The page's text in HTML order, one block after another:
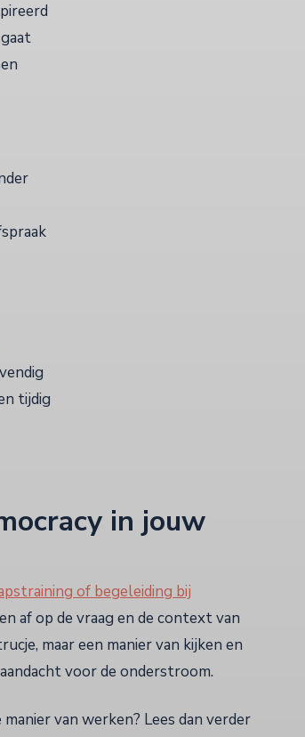
tijdig
in jouw
of begeleiding bij
af op de vraag en de context van
maar een manier van kijken en
voor de onderstroom.
van werken? Lees dan verder